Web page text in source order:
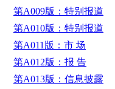
第A009版：特别报道
第A010版：特别报道
第A011版：市 场
第A012版：报 告
第A013版：信息披露